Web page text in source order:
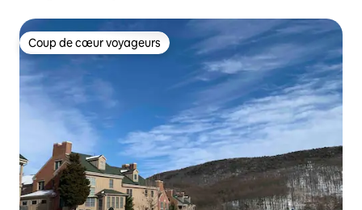
Coup de cœur voyageurs
Coup de cœur voyageurs